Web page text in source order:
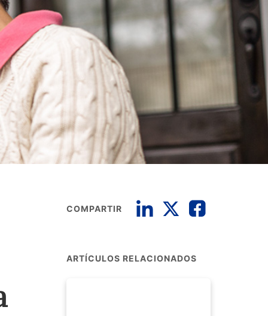
COMPARTIR
ARTÍCULOS RELACIONADOS